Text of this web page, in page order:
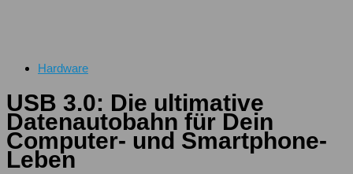
Hardware
USB 3.0: Die ultimative
Datenautobahn für Dein
Computer- und Smartphone-
Leben